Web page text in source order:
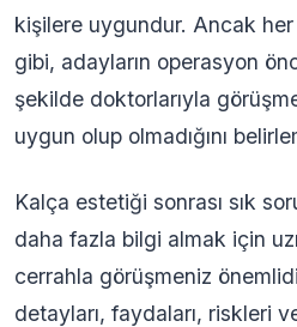
kişilere uygundur. Ancak
gibi, adayların operasyon
şekilde doktorlarıyla
uygun olup olmadığını
Kalça estetiği sonrası sık
daha fazla bilgi almak için
cerrahla görüşmeniz
detayları, faydaları, riskleri